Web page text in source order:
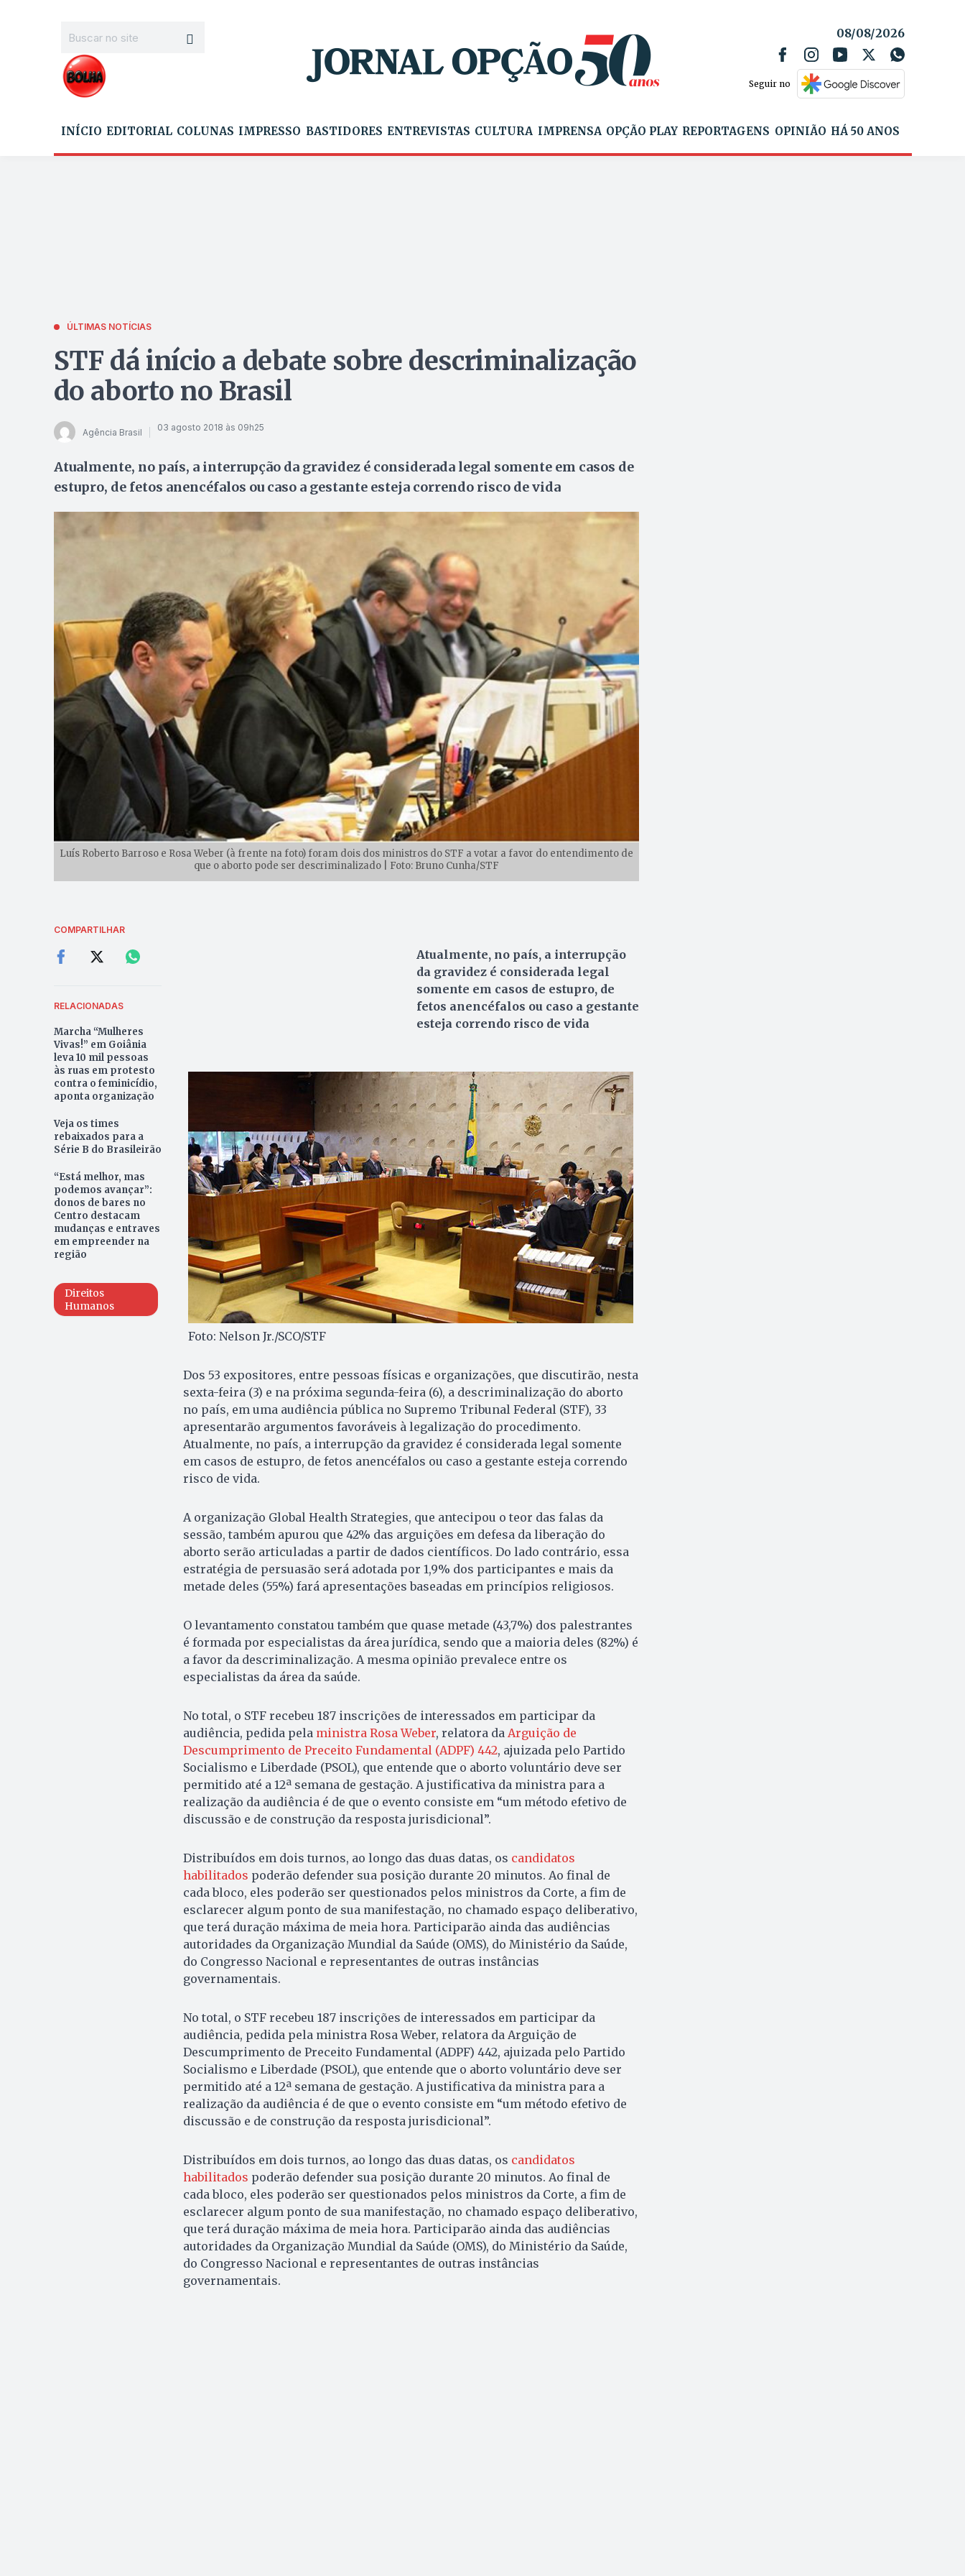
08/08/2026
Seguir no
INÍCIO EDITORIAL COLUNAS IMPRESSO BASTIDORES ENTREVISTAS CULTURA IMPRENSA OPÇÃO PLAY REPORTAGENS OPINIÃO HÁ 50 ANOS
ÚLTIMAS NOTÍCIAS
STF dá início a debate sobre descriminalização
do aborto no Brasil
Agência Brasil 03 agosto 2018 às 09h25
Atualmente, no país, a interrupção da gravidez é considerada legal somente em casos de
estupro, de fetos anencéfalos ou caso a gestante esteja correndo risco de vida
Luís Roberto Barroso e Rosa Weber (à frente na foto) foram dois dos ministros do STF a votar a favor do entendimento de
que o aborto pode ser descriminalizado | Foto: Bruno Cunha/STF
COMPARTILHAR
RELACIONADAS
Marcha “Mulheres
Vivas!” em Goiânia
leva 10 mil pessoas
às ruas em protesto
contra o feminicídio,
aponta organização
Veja os times
rebaixados para a
Série B do Brasileirão
“Está melhor, mas
podemos avançar”:
donos de bares no
Centro destacam
mudanças e entraves
em empreender na
região
Direitos
Humanos
Atualmente, no país, a interrupção
da gravidez é considerada legal
somente em casos de estupro, de
fetos anencéfalos ou caso a gestante
esteja correndo risco de vida
Foto: Nelson Jr./SCO/STF
Dos 53 expositores, entre pessoas físicas e organizações, que discutirão, nesta
sexta-feira (3) e na próxima segunda-feira (6), a descriminalização do aborto
no país, em uma audiência pública no Supremo Tribunal Federal (STF), 33
apresentarão argumentos favoráveis à legalização do procedimento.
Atualmente, no país, a interrupção da gravidez é considerada legal somente
em casos de estupro, de fetos anencéfalos ou caso a gestante esteja correndo
risco de vida.
A organização Global Health Strategies, que antecipou o teor das falas da
sessão, também apurou que 42% das arguições em defesa da liberação do
aborto serão articuladas a partir de dados científicos. Do lado contrário, essa
estratégia de persuasão será adotada por 1,9% dos participantes e mais da
metade deles (55%) fará apresentações baseadas em princípios religiosos.
O levantamento constatou também que quase metade (43,7%) dos palestrantes
é formada por especialistas da área jurídica, sendo que a maioria deles (82%) é
a favor da descriminalização. A mesma opinião prevalece entre os
especialistas da área da saúde.
No total, o STF recebeu 187 inscrições de interessados em participar da
audiência, pedida pela ministra Rosa Weber, relatora da Arguição de
Descumprimento de Preceito Fundamental (ADPF) 442, ajuizada pelo Partido
Socialismo e Liberdade (PSOL), que entende que o aborto voluntário deve ser
permitido até a 12ª semana de gestação. A justificativa da ministra para a
realização da audiência é de que o evento consiste em “um método efetivo de
discussão e de construção da resposta jurisdicional”.
Distribuídos em dois turnos, ao longo das duas datas, os candidatos
habilitados poderão defender sua posição durante 20 minutos. Ao final de
cada bloco, eles poderão ser questionados pelos ministros da Corte, a fim de
esclarecer algum ponto de sua manifestação, no chamado espaço deliberativo,
que terá duração máxima de meia hora. Participarão ainda das audiências
autoridades da Organização Mundial da Saúde (OMS), do Ministério da Saúde,
do Congresso Nacional e representantes de outras instâncias
governamentais.
No total, o STF recebeu 187 inscrições de interessados em participar da
audiência, pedida pela ministra Rosa Weber, relatora da Arguição de
Descumprimento de Preceito Fundamental (ADPF) 442, ajuizada pelo Partido
Socialismo e Liberdade (PSOL), que entende que o aborto voluntário deve ser
permitido até a 12ª semana de gestação. A justificativa da ministra para a
realização da audiência é de que o evento consiste em “um método efetivo de
discussão e de construção da resposta jurisdicional”.
Distribuídos em dois turnos, ao longo das duas datas, os candidatos
habilitados poderão defender sua posição durante 20 minutos. Ao final de
cada bloco, eles poderão ser questionados pelos ministros da Corte, a fim de
esclarecer algum ponto de sua manifestação, no chamado espaço deliberativo,
que terá duração máxima de meia hora. Participarão ainda das audiências
autoridades da Organização Mundial da Saúde (OMS), do Ministério da Saúde,
do Congresso Nacional e representantes de outras instâncias
governamentais.